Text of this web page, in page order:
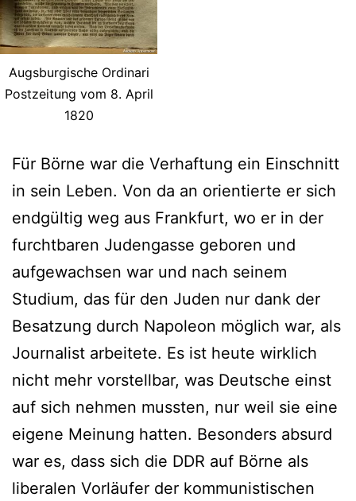
Augsburgische Ordinari
Postzeitung vom 8. April
1820
Für Börne war die Verhaftung ein Einschnitt
in sein Leben. Von da an orientierte er sich
endgültig weg aus Frankfurt, wo er in der
furchtbaren Judengasse geboren und
aufgewachsen war und nach seinem
Studium, das für den Juden nur dank der
Besatzung durch Napoleon möglich war, als
Journalist arbeitete. Es ist heute wirklich
nicht mehr vorstellbar, was Deutsche einst
auf sich nehmen mussten, nur weil sie eine
eigene Meinung hatten. Besonders absurd
war es, dass sich die DDR auf Börne als
liberalen Vorläufer der kommunistischen